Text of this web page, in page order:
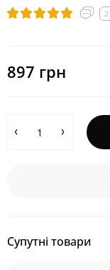
2
897 грн
Супутні товари